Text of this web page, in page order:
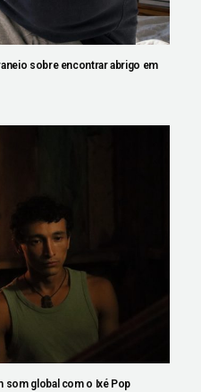
sobre encontrar abrigo em
som global com o Ixé Pop